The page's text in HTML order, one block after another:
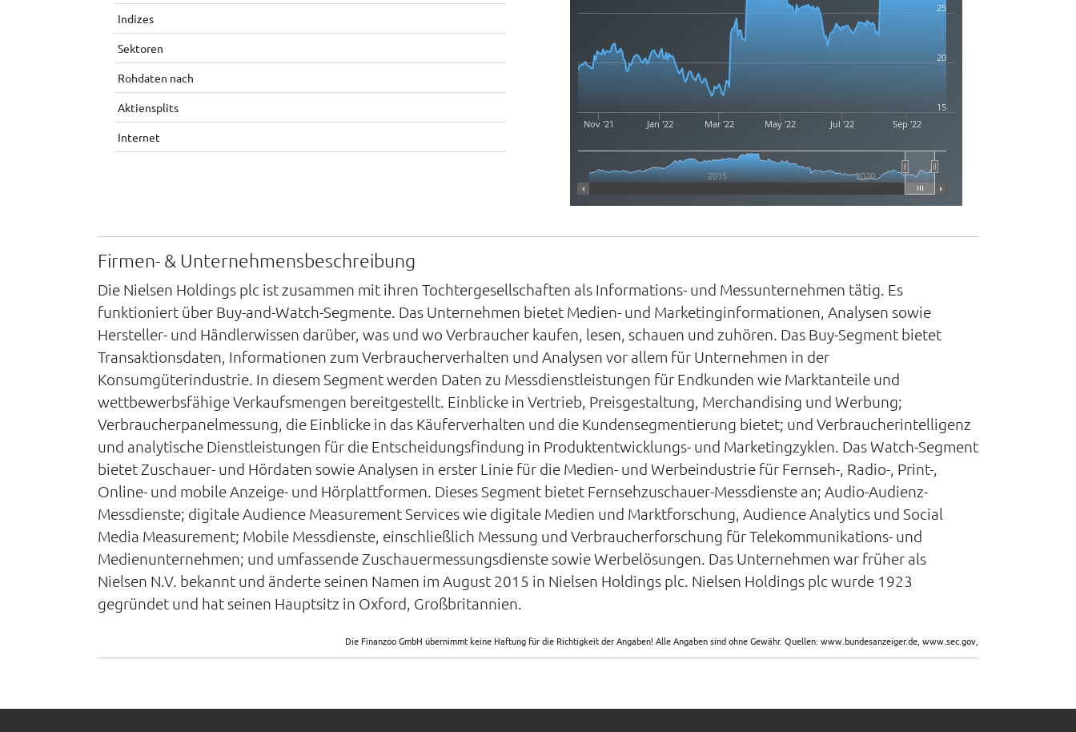
Indizes
Sektoren
Rohdaten nach
Aktiensplits
Internet
Nov '21 Jan '22 Mar '22 May '22 Jul '22 Sep '22
2015 2020
15
20
25
Firmen- & Unternehmensbeschreibung
Die Nielsen Holdings plc ist zusammen mit ihren Tochtergesellschaften als Informations- und Messunternehmen tätig. Es
funktioniert über Buy-and-Watch-Segmente. Das Unternehmen bietet Medien- und Marketinginformationen, Analysen sowie
Hersteller- und Händlerwissen darüber, was und wo Verbraucher kaufen, lesen, schauen und zuhören. Das Buy-Segment bietet
Transaktionsdaten, Informationen zum Verbraucherverhalten und Analysen vor allem für Unternehmen in der
Konsumgüterindustrie. In diesem Segment werden Daten zu Messdienstleistungen für Endkunden wie Marktanteile und
wettbewerbsfähige Verkaufsmengen bereitgestellt. Einblicke in Vertrieb, Preisgestaltung, Merchandising und Werbung;
Verbraucherpanelmessung, die Einblicke in das Käuferverhalten und die Kundensegmentierung bietet; und Verbraucherintelligenz
und analytische Dienstleistungen für die Entscheidungsfindung in Produktentwicklungs- und Marketingzyklen. Das Watch-Segment
bietet Zuschauer- und Hördaten sowie Analysen in erster Linie für die Medien- und Werbeindustrie für Fernseh-, Radio-, Print-,
Online- und mobile Anzeige- und Hörplattformen. Dieses Segment bietet Fernsehzuschauer-Messdienste an; Audio-Audienz-
Messdienste; digitale Audience Measurement Services wie digitale Medien und Marktforschung, Audience Analytics und Social
Media Measurement; Mobile Messdienste, einschließlich Messung und Verbraucherforschung für Telekommunikations- und
Medienunternehmen; und umfassende Zuschauermessungsdienste sowie Werbelösungen. Das Unternehmen war früher als
Nielsen N.V. bekannt und änderte seinen Namen im August 2015 in Nielsen Holdings plc. Nielsen Holdings plc wurde 1923
gegründet und hat seinen Hauptsitz in Oxford, Großbritannien.
Die Finanzoo GmbH übernimmt keine Haftung für die Richtigkeit der Angaben! Alle Angaben sind ohne Gewähr. Quellen: www.bundesanzeiger.de, www.sec.gov,